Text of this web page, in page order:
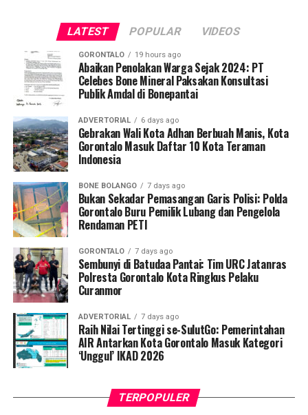
Saat diinterogasi, keempatnya dipastikan tidak mampu
menunjukkan dokumen dispensasi atau surat izin keluar
kantor.
Operasi penyisiran bergerak mobile menyasar sejumlah
titik vital yang kerap menjadi pusat keramaian dan
perbelanjaan. Di antaranya Citimall Gorontalo,
Indogrosir, pusat perbelanjaan alat tulis Toko Ira dan
Toko Mufida, hingga beberapa rumah makan strategis di
seputaran Kota Gorontalo.
Kepala Satpol PP Kota Gorontalo Marwan Saleh
menegaskan, operasi perdana di awal pekan ini
Gorontalo guna memperketat pengawasan internal
terhadap perilaku ASN dan PPPK.
“Sesuai perintah harian Bapak Wali Kota, razia
penegakan disiplin ini akan kami gelar secara rutin dan
acak. Setiap pegawai, baik ASN maupun PPPK, yang
kedapatan berkeliaran di luar instansi saat jam kerja
tanpa melampirkan surat izin tertulis, akan langsung
kami amankan dan tertibkan ke Mako Satpol PP Kota
Gorontalo,” tegas Marwan Saleh.
LATEST POPULAR VIDEOS
GORONTALO 19 hours ago
Abaikan Penolakan Warga Sejak 2024: PT
Celebes Bone Mineral Paksakan Konsultasi
Publik Amdal di Bonepantai
ADVERTORIAL 6 days ago
Gebrakan Wali Kota Adhan Berbuah Manis, Kota
Gorontalo Masuk Daftar 10 Kota Teraman
Indonesia
BONE BOLANGO 7 days ago
Bukan Sekadar Pemasangan Garis Polisi: Polda
Gorontalo Buru Pemilik Lubang dan Pengelola
Rendaman PETI
GORONTALO 7 days ago
Sembunyi di Batudaa Pantai: Tim URC Jatanras
Polresta Gorontalo Kota Ringkus Pelaku
Curanmor
ADVERTORIAL 7 days ago
Raih Nilai Tertinggi se-SulutGo: Pemerintahan
AIR Antarkan Kota Gorontalo Masuk Kategori
‘Unggul’ IKAD 2026
TERPOPULER